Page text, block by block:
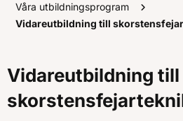
Våra utbildningsprogram
Vidareutbildning till
Vidareutbildning till